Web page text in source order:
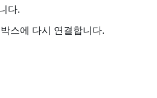
다.
스에 다시 연결합니다.